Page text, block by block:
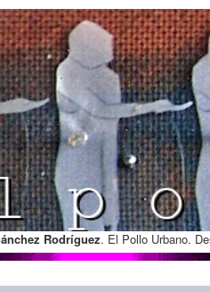
Rodríguez. El Pollo Urbano.